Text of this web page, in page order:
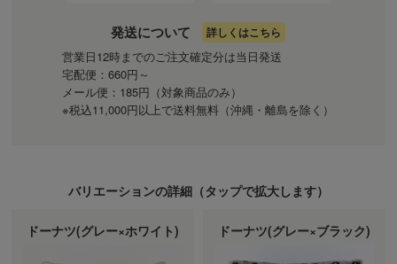
発送について 詳しくはこちら
営業日12時までのご注文確定分は当日発送
宅配便：660円～
メール便：185円（対象商品のみ）
※税込11,000円以上で送料無料（沖縄・離島を除く）
バリエーションの詳細（タップで拡大します）
ドーナツ(グレー×ホワイト) ドーナツ(グレー×ブラック)